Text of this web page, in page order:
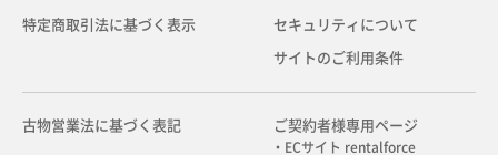
特定商取引法に基づく表示 セキュリティについて
サイトのご利用条件
古物営業法に基づく表記 ご契約者様専用ページ
・ECサイト rentalforce